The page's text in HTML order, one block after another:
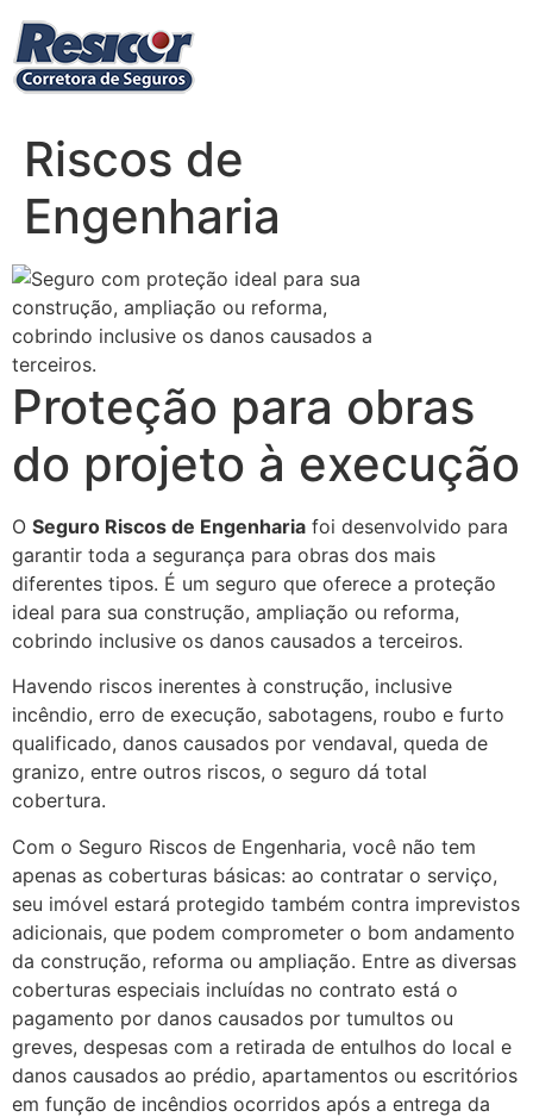
para
conteúdo
Riscos de
Engenharia
Proteção para obras
do projeto à execução
O Seguro Riscos de Engenharia foi desenvolvido para
garantir toda a segurança para obras dos mais
diferentes tipos. É um seguro que oferece a proteção
ideal para sua construção, ampliação ou reforma,
cobrindo inclusive os danos causados a terceiros.
Havendo riscos inerentes à construção, inclusive
incêndio, erro de execução, sabotagens, roubo e furto
qualificado, danos causados por vendaval, queda de
granizo, entre outros riscos, o seguro dá total
cobertura.
Com o Seguro Riscos de Engenharia, você não tem
apenas as coberturas básicas: ao contratar o serviço,
seu imóvel estará protegido também contra imprevistos
adicionais, que podem comprometer o bom andamento
da construção, reforma ou ampliação. Entre as diversas
coberturas especiais incluídas no contrato está o
pagamento por danos causados por tumultos ou
greves, despesas com a retirada de entulhos do local e
danos causados ao prédio, apartamentos ou escritórios
em função de incêndios ocorridos após a entrega da